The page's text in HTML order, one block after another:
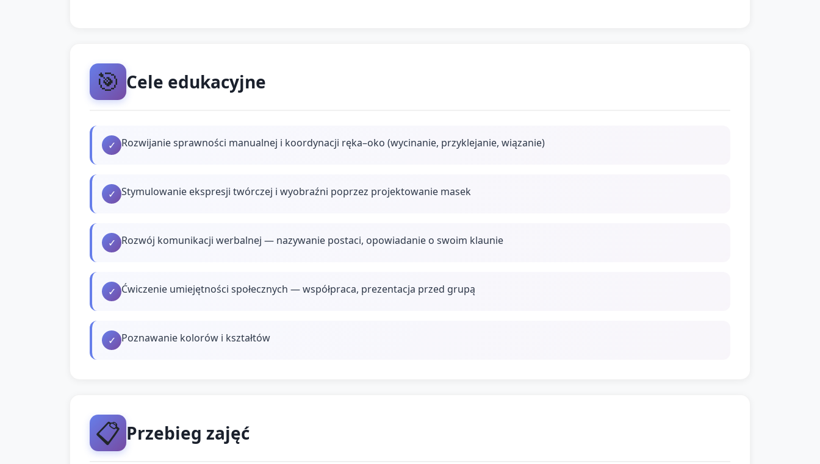
🎯 Cele edukacyjne
✓ Rozwijanie sprawności manualnej i koordynacji ręka–oko (wycinanie, przyklejanie, wiązanie)
✓ Stymulowanie ekspresji twórczej i wyobraźni poprzez projektowanie masek
✓ Rozwój komunikacji werbalnej — nazywanie postaci, opowiadanie o swoim klaunie
✓ Ćwiczenie umiejętności społecznych — współpraca, prezentacja przed grupą
✓ Poznawanie kolorów i kształtów
📋 Przebieg zajęć